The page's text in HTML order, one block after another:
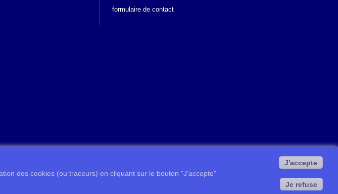
formulaire de contact
des cookies (ou traceurs) en cliquant sur le bouton "J'accepte"
J'accepte
Je refuse